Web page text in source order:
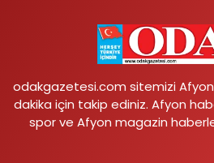
odakgazetesi.com sitemizi
dakika için takip ediniz. Afyon
spor ve Afyon magazin